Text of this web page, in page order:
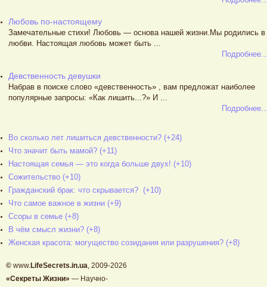
Любовь по-настоящему
Замечательные стихи! Любовь — основа нашей жизни.Мы родились в
любви. Настоящая любовь может быть ...
Девственность девушки
Набрав в поиске слово «девственность» , вам предложат наиболее
популярные запросы: «Как лишить...?» И ...
Во сколько лет лишиться девственности? (+24)
Что значит быть мамой? (+11)
Настоящая семья — это когда больше двух! (+10)
Сожительство (+10)
Гражданский брак: что скрывается? (+10)
Что самое важное в жизни (+9)
Ссоры в семье (+8)
В чём смысл жизни? (+8)
Женская красота: могущество созидания или разрушения? (+8)
© www.LifeSecrets.in.ua, 2009-2026
«Секреты Жизни» — Научно-